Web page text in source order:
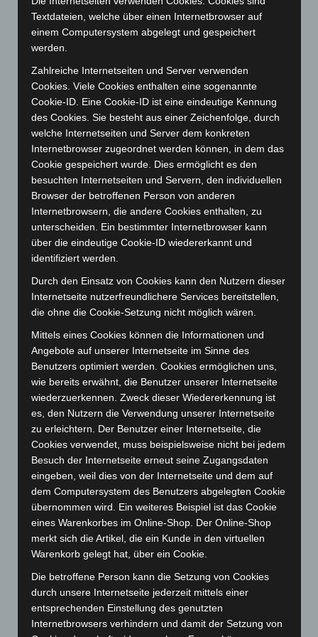
Januar 2026(122)
Dezember 2025(103)
November 2025
Oktober 2025(112)
September 2025(93)
August 2025(90)
Juli 2025 (90)
Juni 2025(103)
Mai 2025(112)
April 2025 (88)
März 2025
(111)
Februar 2025(96)
Januar 2025 (88)
Dezember 2024(89)
November 2024
(94)
September 2024(112)
August 2024(107)
Juli 2024
(89)
Juni 2024 (107)
Mai 2024(149)
April 2024 (102)
März 2024(103)
Februar 2024(103)
Januar 2024(111)
Dezember 2023(130)
November 2023(130)
Oktober 2023(114)
September 2023(133)
August 2023(134)
Textdateien, welche über einen Internetbrowser auf
einem Computersystem abgelegt und gespeichert
werden.
Zahlreiche Internetseiten und Server verwenden
Cookies. Viele Cookies enthalten eine sogenannte
Cookie-ID. Eine Cookie-ID ist eine eindeutige Kennung
des Cookies. Sie besteht aus einer Zeichenfolge, durch
welche Internetseiten und Server dem konkreten
Internetbrowser zugeordnet werden können, in dem das
Cookie gespeichert wurde. Dies ermöglicht es den
besuchten Internetseiten und Servern, den individuellen
Browser der betroffenen Person von anderen
Internetbrowsern, die andere Cookies enthalten, zu
unterscheiden. Ein bestimmter Internetbrowser kann
über die eindeutige Cookie-ID wiedererkannt und
identifiziert werden.
Durch den Einsatz von Cookies kann den Nutzern dieser
Internetseite nutzerfreundlichere Services bereitstellen,
die ohne die Cookie-Setzung nicht möglich wären.
Mittels eines Cookies können die Informationen und
Angebote auf unserer Internetseite im Sinne des
Benutzers optimiert werden. Cookies ermöglichen uns,
wie bereits erwähnt, die Benutzer unserer Internetseite
wiederzuerkennen. Zweck dieser Wiedererkennung ist
es, den Nutzern die Verwendung unserer Internetseite
zu erleichtern. Der Benutzer einer Internetseite, die
Cookies verwendet, muss beispielsweise nicht bei jedem
Besuch der Internetseite erneut seine Zugangsdaten
eingeben, weil dies von der Internetseite und dem auf
dem Computersystem des Benutzers abgelegten Cookie
übernommen wird. Ein weiteres Beispiel ist das Cookie
eines Warenkorbes im Online-Shop. Der Online-Shop
merkt sich die Artikel, die ein Kunde in den virtuellen
Warenkorb gelegt hat, über ein Cookie.
Die betroffene Person kann die Setzung von Cookies
durch unsere Internetseite jederzeit mittels einer
entsprechenden Einstellung des genutzten
Internetbrowsers verhindern und damit der Setzung von